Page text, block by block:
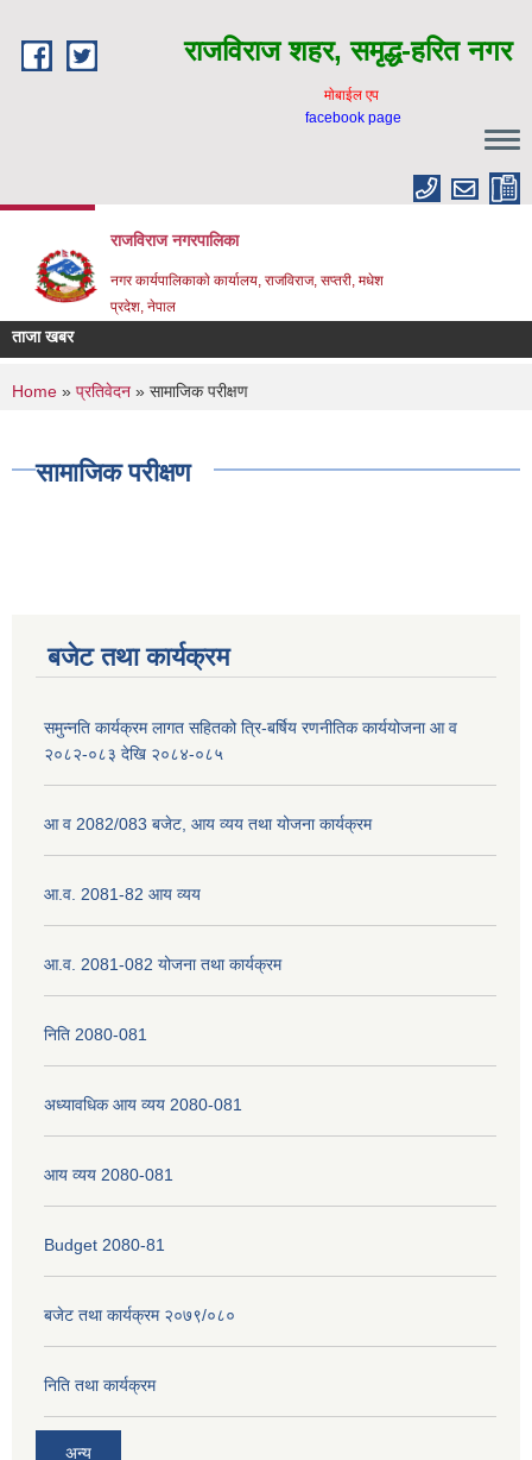
राजविराज शहर, समृद्ध-हरित नगर
माेबाईल एप
facebook page
राजविराज नगरपालिका
नगर कार्यपालिकाकाे कार्यालय, राजविराज, सप्तरी, मधेश
प्रदेश, नेपाल
ताजा खबर
You are here
Home » प्रतिवेदन » सामाजिक परीक्षण
सामाजिक परीक्षण
बजेट तथा कार्यक्रम
समुन्नति कार्यक्रम लागत सहितको त्रि-बर्षिय रणनीतिक कार्ययोजना आ व
२०८२-०८३ देखि २०८४-०८५
आ व 2082/083 बजेट, आय व्यय तथा योजना कार्यक्रम
आ.व. 2081-82 आय व्यय
आ.व. 2081-082 योजना तथा कार्यक्रम
निति 2080-081
अध्यावधिक आय व्यय 2080-081
आय व्यय 2080-081
Budget 2080-81
बजेट तथा कार्यक्रम २०७९/०८०
निति तथा कार्यक्रम
अन्य